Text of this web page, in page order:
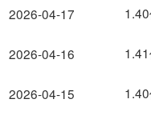
2026-04-17
2026-04-16
2026-04-15